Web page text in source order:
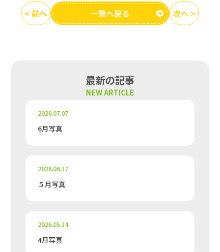
< 前へ 一覧へ戻る 次へ >
最新の記事
NEW ARTICLE
2026.07.07
6月写真
2026.06.17
５月写真
2026.05.14
4月写真